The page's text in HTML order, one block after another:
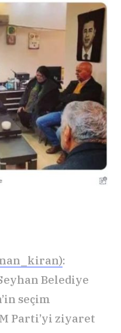
:
Belediye
seçim
Parti’yi ziyaret